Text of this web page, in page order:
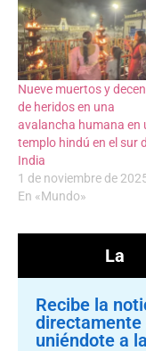
Nueve muertos y
de heridos en una
avalancha humana en
templo hindú en el sur
India
1 de noviembre de
En «Mundo»
La
Recibe la
directamente
uniéndote a